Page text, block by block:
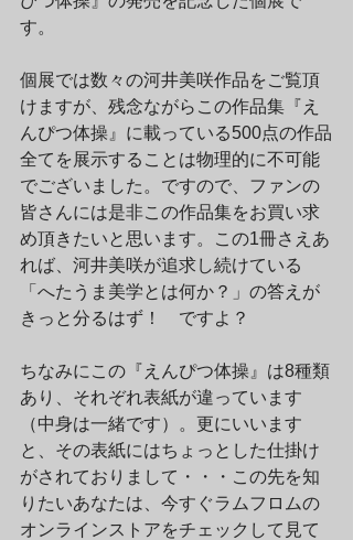
す。
個展では数々の河井美咲作品をご覧頂
けますが、残念ながらこの作品集『え
んぴつ体操』に載っている500点の作品
全てを展示することは物理的に不可能
でございました。ですので、ファンの
皆さんには是非この作品集をお買い求
め頂きたいと思います。この1冊さえあ
れば、河井美咲が追求し続けている
「へたうま美学とは何か？」の答えが
きっと分るはず！　ですよ？
ちなみにこの『えんぴつ体操』は8種類
あり、それぞれ表紙が違っています
（中身は一緒です）。更にいいます
と、その表紙にはちょっとした仕掛け
がされておりまして・・・この先を知
りたいあなたは、今すぐラムフロムの
オンラインストアをチェックして見て